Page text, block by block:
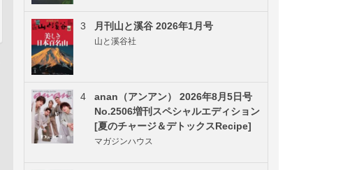
3 月刊山と溪谷 2026年1月号
山と溪谷社
4
anan（アンアン） 2026年8月5日号
No.2506増刊スペシャルエディション
[夏のチャージ＆デトックスRecipe]
マガジンハウス